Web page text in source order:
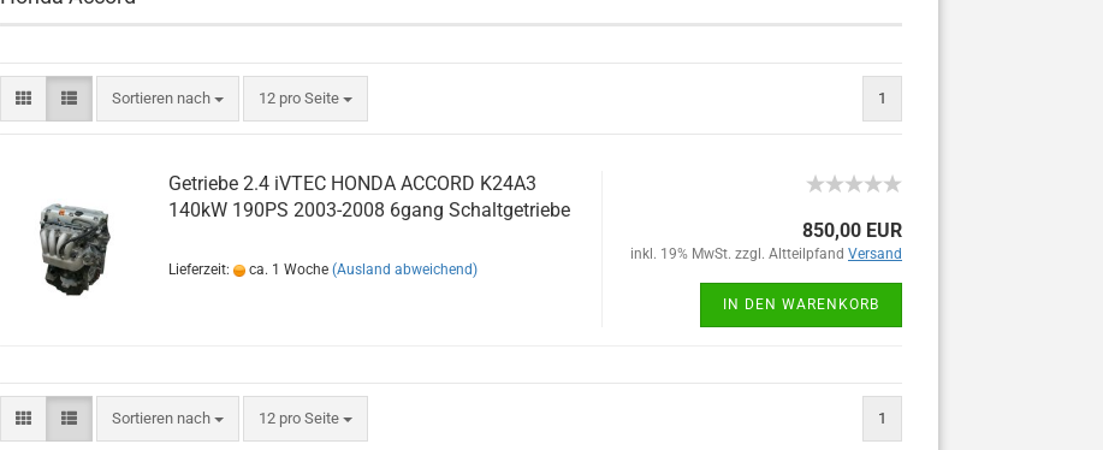
Sortieren nach 12 pro Seite 1
Getriebe 2.4 iVTEC HONDA ACCORD K24A3
140kW 190PS 2003-2008 6gang Schaltgetriebe
Lieferzeit: ca. 1 Woche (Ausland abweichend)
850,00 EUR
inkl. 19% MwSt. zzgl. Altteilpfand Versand
IN DEN WARENKORB
Sortieren nach 12 pro Seite 1